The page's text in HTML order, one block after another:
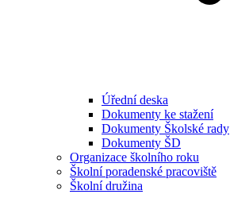
Úřední deska
Dokumenty ke stažení
Dokumenty Školské rady
Dokumenty ŠD
Organizace školního roku
Školní poradenské pracoviště
Školní družina